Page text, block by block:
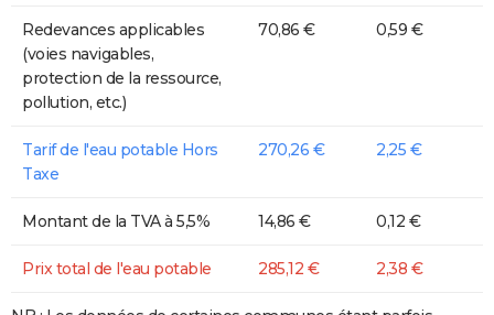
Redevances applicables
(voies navigables,
protection de la ressource,
pollution, etc.)
70,86 € 0,59 €
Tarif de l'eau potable Hors
Taxe
270,26 € 2,25 €
Montant de la TVA à 5,5% 14,86 € 0,12 €
Prix total de l'eau potable 285,12 € 2,38 €